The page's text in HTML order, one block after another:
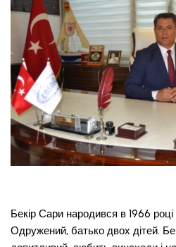
Бекір Сари народився в 1966 році
Одружений, батько двох дітей.